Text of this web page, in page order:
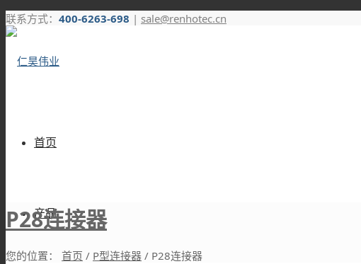
联系方式： 400-6263-698 | sale@renhotec.cn
首页
产品
P28连接器
您的位置： 首页 / P型连接器 / P28连接器